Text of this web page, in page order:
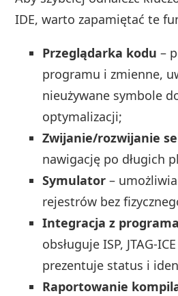
IDE, warto zapamiętać te
Przeglądarka kodu –
programu i zmienne,
nieużywane symbole
optymalizacji;
Zwijanie/rozwijanie
nawigację po długich
Symulator –
rejestrów bez
Integracja z
obsługuje ISP,
prezentuje status i
Raportowanie